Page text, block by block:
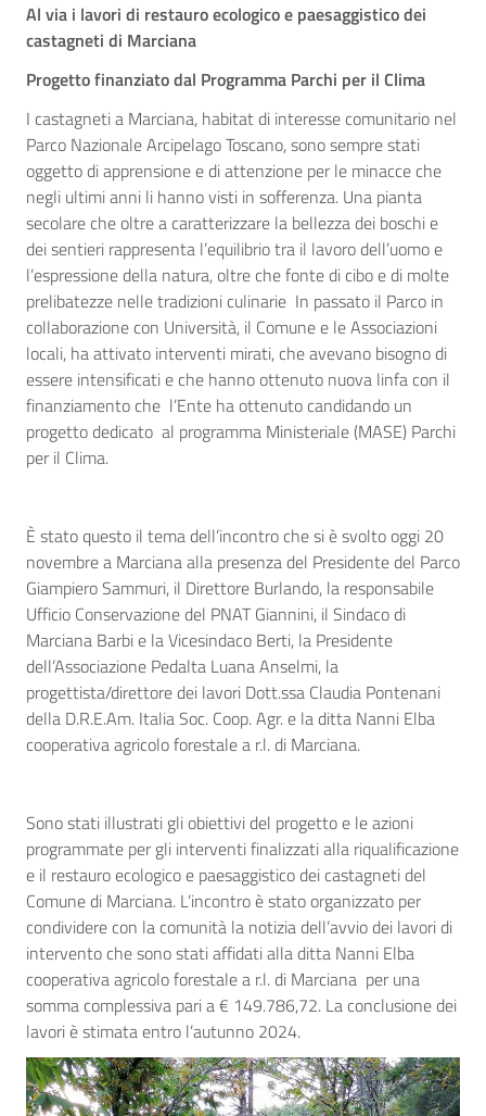
Al via i lavori di restauro ecologico e paesaggistico dei
castagneti di Marciana
Progetto finanziato dal Programma Parchi per il Clima
I castagneti a Marciana, habitat di interesse comunitario nel
Parco Nazionale Arcipelago Toscano, sono sempre stati
oggetto di apprensione e di attenzione per le minacce che
negli ultimi anni li hanno visti in sofferenza. Una pianta
secolare che oltre a caratterizzare la bellezza dei boschi e
dei sentieri rappresenta l’equilibrio tra il lavoro dell’uomo e
l’espressione della natura, oltre che fonte di cibo e di molte
prelibatezze nelle tradizioni culinarie In passato il Parco in
collaborazione con Università, il Comune e le Associazioni
locali, ha attivato interventi mirati, che avevano bisogno di
essere intensificati e che hanno ottenuto nuova linfa con il
finanziamento che l’Ente ha ottenuto candidando un
progetto dedicato al programma Ministeriale (MASE) Parchi
per il Clima.
È stato questo il tema dell’incontro che si è svolto oggi 20
novembre a Marciana alla presenza del Presidente del Parco
Giampiero Sammuri, il Direttore Burlando, la responsabile
Ufficio Conservazione del PNAT Giannini, il Sindaco di
Marciana Barbi e la Vicesindaco Berti, la Presidente
dell’Associazione Pedalta Luana Anselmi, la
progettista/direttore dei lavori Dott.ssa Claudia Pontenani
della D.R.E.Am. Italia Soc. Coop. Agr. e la ditta Nanni Elba
cooperativa agricolo forestale a r.l. di Marciana.
Sono stati illustrati gli obiettivi del progetto e le azioni
programmate per gli interventi finalizzati alla riqualificazione
e il restauro ecologico e paesaggistico dei castagneti del
Comune di Marciana. L’incontro è stato organizzato per
condividere con la comunità la notizia dell’avvio dei lavori di
intervento che sono stati affidati alla ditta Nanni Elba
cooperativa agricolo forestale a r.l. di Marciana per una
somma complessiva pari a € 149.786,72. La conclusione dei
lavori è stimata entro l’autunno 2024.